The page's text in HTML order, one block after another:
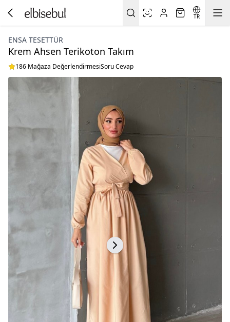
TR
ENSA TESETTÜR
Krem Ahsen Terikoton Takım
186 Mağaza DeğerlendirmesiSoru Cevap